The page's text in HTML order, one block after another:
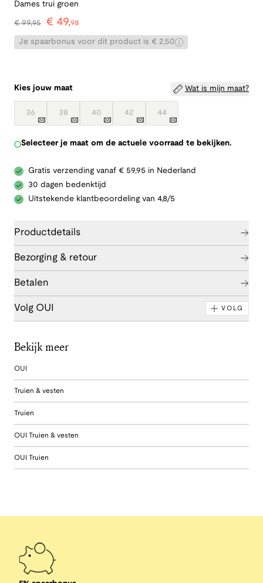
Dames trui groen
€99,95 € 49,98
Je spaarbonus voor dit product is € 2,50
Kies jouw maat Wat is mijn maat?
36 38 40 42 44
Selecteer je maat om de actuele voorraad te bekijken.
Gratis verzending vanaf € 59,95 in Nederland
30 dagen bedenktijd
Uitstekende klantbeoordeling van 4,8/5
Productdetails
Bezorging & retour
Betalen
Volg OUI VOLG
Bekijk meer
OUI
Truien & vesten
Truien
OUI Truien & vesten
OUI Truien